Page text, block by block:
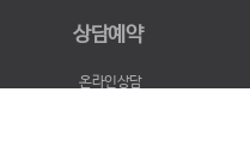
상담예약
온라인상담